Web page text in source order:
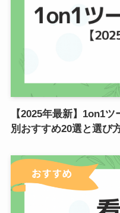
【2025年最新】1on1
別おすすめ20選と選び